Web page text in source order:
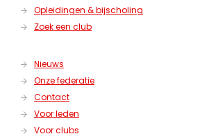
Opleidingen & bijscholing
Zoek een club
Nieuws
Onze federatie
Contact
Voor leden
Voor clubs